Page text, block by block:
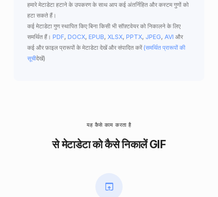
हमारे मेटाडेटा हटाने के उपकरण के साथ आप कई अंतर्निहित और कस्टम गुणों को
हटा सकते हैं।
कई मेटाडेटा गुण स्थापित किए बिना किसी भी सॉफ़्टवेयर को निकालने के लिए
समर्थित हैं। PDF, DOCX, EPUB, XLSX, PPTX, JPEG, AVI और
कई और फ़ाइल प्रारूपों के मेटाडेटा देखें और संपादित करें (समर्थित प्रारूपों की
सूचीदेखें)
यह कैसे काम करता है
से मेटाडेटा को कैसे निकालें GIF